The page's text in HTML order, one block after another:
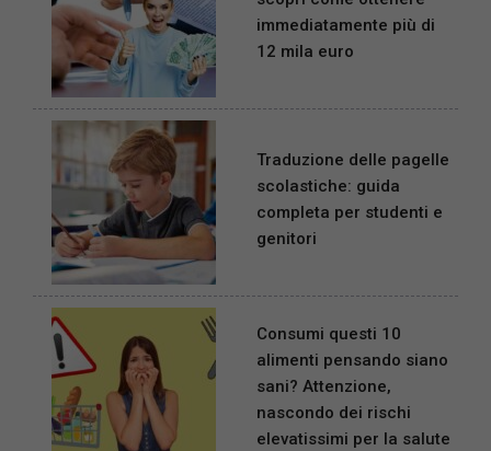
immediatamente più di
12 mila euro
Traduzione delle pagelle
scolastiche: guida
completa per studenti e
genitori
Consumi questi 10
alimenti pensando siano
sani? Attenzione,
nascondo dei rischi
elevatissimi per la salute